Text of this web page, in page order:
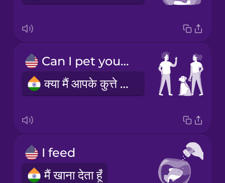
Can I pet your dog?
क्या मैं आपके कुत्ते को सहला सकता हूँ?
I feed
मैं खाना देता हूँ